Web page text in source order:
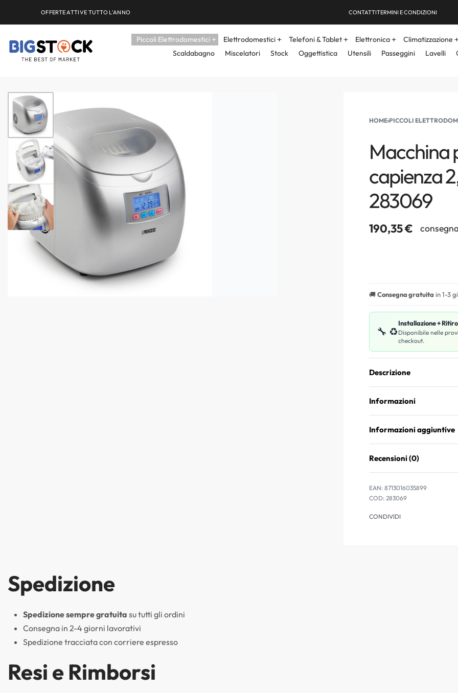
OFFERTE ATTIVE TUTTO L'ANNO CONTATTITERMINI E CONDIZIONI
Piccoli Elettrodomestici Elettrodomestici Telefoni & Tablet Elettronica Climatizzazione
Scaldabagno
Miscelatori Stock Oggettistica Utensili Passeggini Lavelli
HOME›PICCOLI
Macchina
capienza
283069
190,35€
🚚Consegna gratuita in 1-3
🔧 ♻️
Installazione +
Disponibile nelle
checkout.
Descrizione
Informazioni
Informazioni aggiuntive
Recensioni (0)
EAN: 8713016035899
283069
CONDIVIDI
Spedizione
Spedizione sempre gratuita su tutti gli ordini
Consegna in 2-4 giorni lavorativi
Spedizione tracciata con corriere espresso
Resi e Rimborsi